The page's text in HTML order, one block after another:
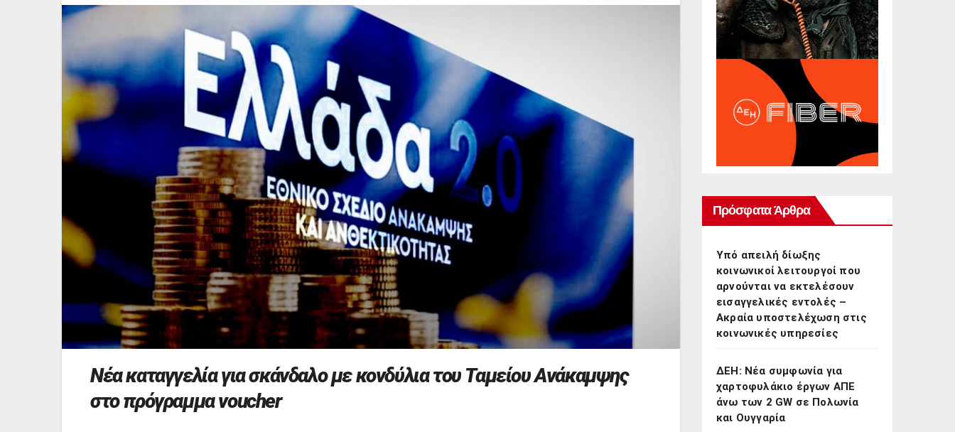
Νέα καταγγελία για σκάνδαλο με κονδύλια του Ταμείου Ανάκαμψης
στο πρόγραμμα voucher
Πρόσφατα Άρθρα
Υπό απειλή δίωξης
κοινωνικοί λειτουργοί που
αρνούνται να εκτελέσουν
εισαγγελικές εντολές –
Ακραία υποστελέχωση στις
κοινωνικές υπηρεσίες
ΔΕΗ: Νέα συμφωνία για
χαρτοφυλάκιο έργων ΑΠΕ
άνω των 2 GW σε Πολωνία
και Ουγγαρία